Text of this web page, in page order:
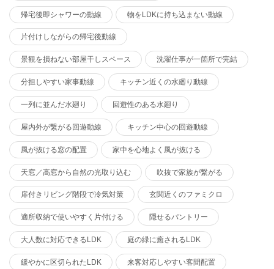
帰宅後即シャワーの動線 物をLDKに持ち込まない動線
片付けしながらの帰宅後動線
景観を損ねない部屋干しスペース 洗濯仕事が一箇所で完結
分担しやすい家事動線 キッチン近くの水廻り動線
一列に並んだ水廻り 回遊性のある水廻り
屋内外が繋がる回遊動線 キッチン中心の回遊動線
風が抜ける窓の配置 家中を心地よく風が抜ける
天窓／高窓から自然の光取り込む 吹抜で家族が繋がる
扉付きリビング階段で冷気対策 玄関近くのファミクロ
適所収納で使いやすく片付ける 隠せるパントリー
大人数に対応できるLDK 庭の緑に癒されるLDK
緩やかに区切られたLDK 来客対応しやすい客間配置